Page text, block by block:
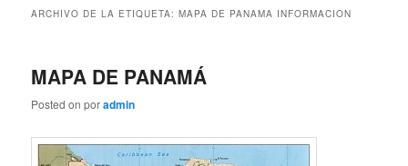
ARCHIVO DE LA ETIQUETA:MAPA DE PANAMA INFORMACION
MAPA DE PANAMÁ
Posted onporadmin